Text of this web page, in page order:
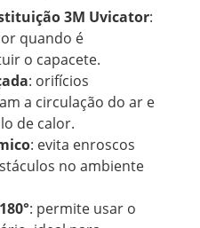
3M Uvicator:
quando é
o capacete.
: orifícios
a circulação do ar e
de calor.
: evita enroscos
no ambiente
: permite usar o